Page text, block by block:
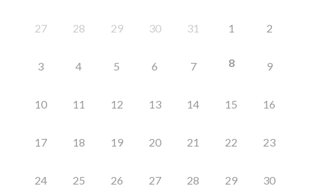
27 28 29 30 31 1 2
3 4 5 6 7 8 9
10 11 12 13 14 15 16
17 18 19 20 21 22 23
24 25 26 27 28 29 30